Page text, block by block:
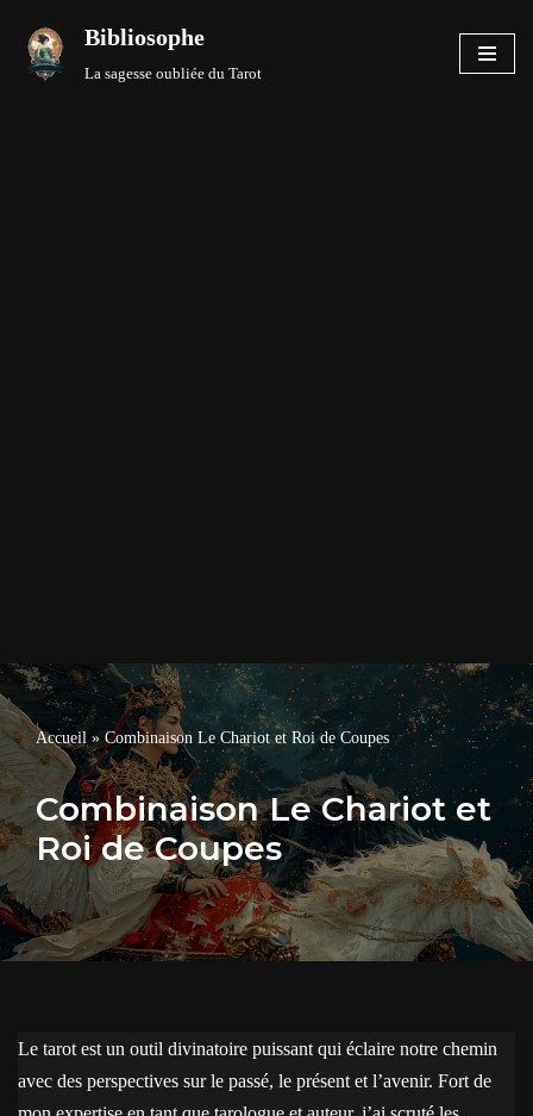
Aller
Bibliosophe
La sagesse oubliée du Tarot
Accueil» Combinaison Le Chariot et Roi de Coupes
Combinaison Le Chariot et
Roi de Coupes
Le tarot est un outil divinatoire puissant qui éclaire notre chemin
avec des perspectives sur le passé, le présent et l’avenir. Fort de